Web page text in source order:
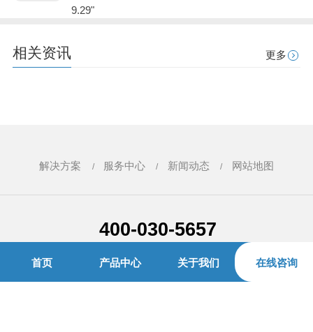
9.29"
相关资讯 更多
解决方案 服务中心 新闻动态 网站地图
400-030-5657
青岛贝尔智能科技有限公司 版权所有
地址：山东省青岛市崂山区株洲路20号海信创智谷A座5层
首页 产品中心 关于我们 在线咨询